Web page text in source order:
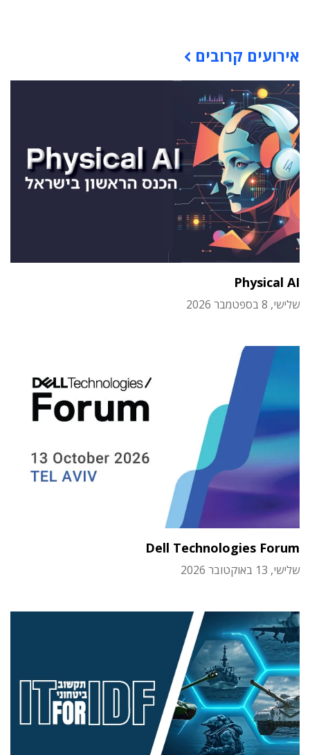
אירועים קרובים
Physical AI
שלישי, 8 בספטמבר 2026
Dell Technologies Forum
שלישי, 13 באוקטובר 2026